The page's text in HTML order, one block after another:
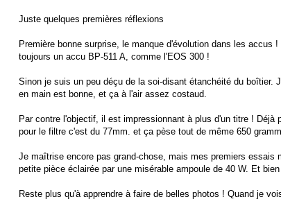
Juste quelques premières réflexions
Première bonne surprise, le manque d'évolution dans les
toujours un accu BP-511 A, comme l'EOS 300 !
Sinon je suis un peu déçu de la soi-disant étanchéité du
en main est bonne, et ça à l'air assez costaud.
Par contre l'objectif, il est impressionnant à plus d'un titre !
pour le filtre c'est du 77mm. et ça pèse tout de même 650
Je maîtrise encore pas grand-chose, mais mes premiers
petite pièce éclairée par une misérable ampoule de 40 W. Et
Reste plus qu'à apprendre à faire de belles photos ! Quand je